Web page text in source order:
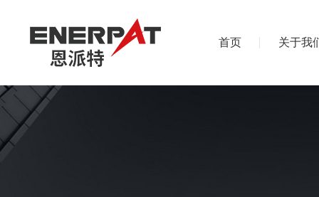
首页 关于我